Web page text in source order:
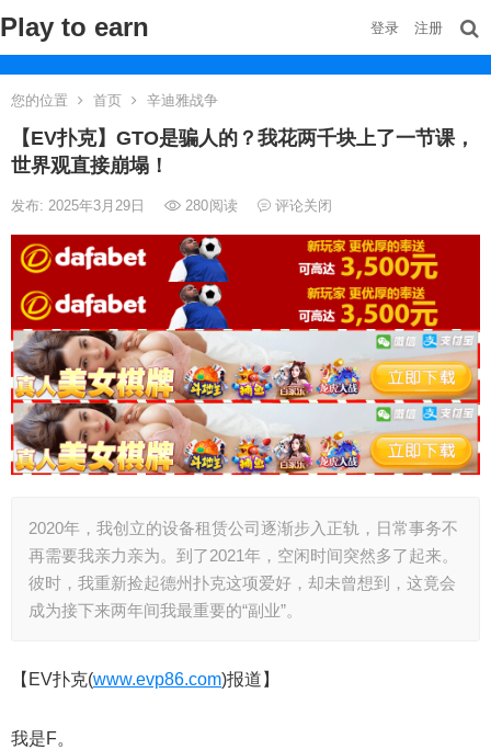
Play to earn 登录 注册
您的位置 首页 辛迪雅战争
【EV扑克】GTO是骗人的？我花两千块上了一节课，
世界观直接崩塌！
发布: 2025年3月29日 280阅读 评论关闭
2020年，我创立的设备租赁公司逐渐步入正轨，日常事务不
再需要我亲力亲为。到了2021年，空闲时间突然多了起来。
彼时，我重新捡起德州扑克这项爱好，却未曾想到，这竟会
成为接下来两年间我最重要的“副业”。
【EV扑克(www.evp86.com)报道】
我是F。